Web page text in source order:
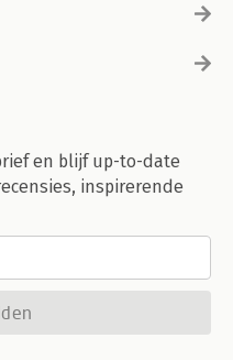
en blijf up-to-date
inspirerende